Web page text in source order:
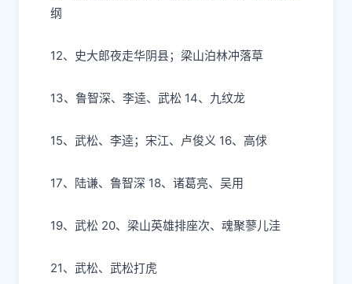
纲
12、史⼤郎夜⾛华阴县；梁⼭泊林冲落草
13、鲁智深、李逵、武松 14、九纹⻰
15、武松、李逵；宋江、卢俊义 16、 ⾼俅
17、陆谦、鲁智深 18、诸葛亮、吴⽤
19、武松 20、梁⼭英雄排座次、魂聚蓼⼉洼
21、武松、武松打⻁